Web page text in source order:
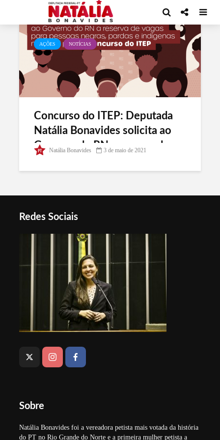
Tag - políticas afirmativas
AÇÕES NOTÍCIAS
Concurso do ITEP: Deputada
Natália Bonavides solicita ao
Governo do RN a reserva de
Natália Bonavides 3 de maio de 2021
Redes Sociais
Sobre
Natália Bonavides foi a vereadora petista mais votada da história
do PT no Rio Grande do Norte e a primeira mulher petista a